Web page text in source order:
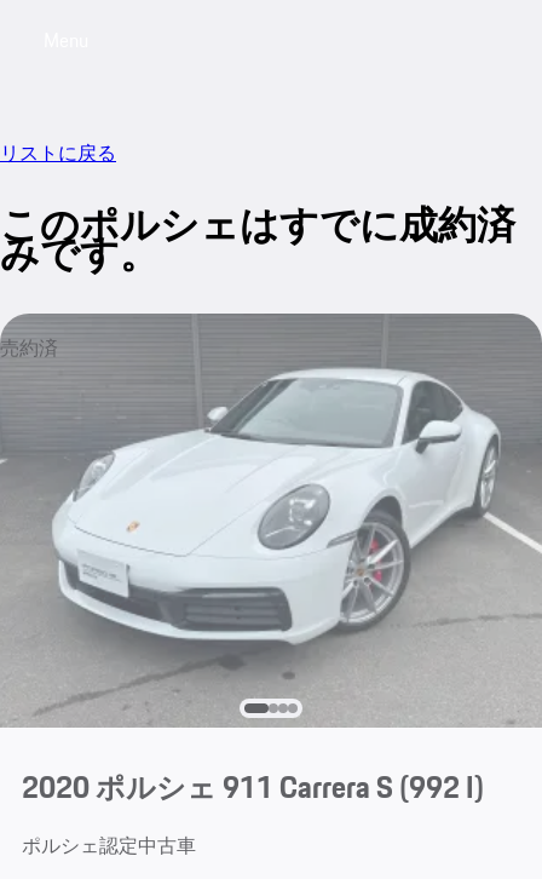
リストに戻る
このポルシェはすでに成約済
みです。
売約済
2020 ポルシェ 911 Carrera S(992 I)
ポルシェ認定中古車